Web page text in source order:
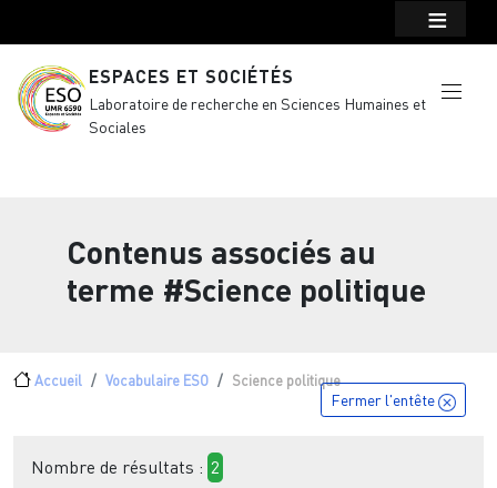
ESPACES ET SOCIÉTÉS
Laboratoire de recherche en Sciences Humaines et
Sociales
Contenus associés au
terme #Science politique
Fil d'Ariane
Accueil Vocabulaire ESO Science politique
Fermer l'entête
Nombre de résultats : 2